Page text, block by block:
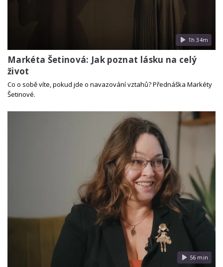
1h 34m
Markéta Šetinová: Jak poznat lásku na celý
život
Co o sobě víte, pokud jde o navazování vztahů? Přednáška Markéty
Šetinové.
56 min